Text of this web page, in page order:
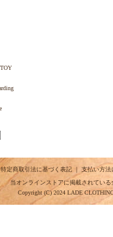
特定商取引法に基づく表記｜ 支払い方法
当オンラインストアに掲載されてい
Copyright (C) 2024 LADE